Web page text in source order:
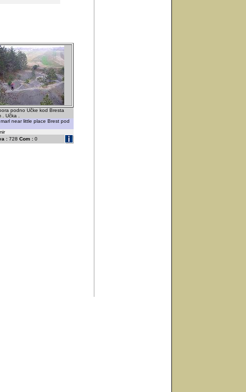
podno Učke kod Bresta
Učka .
near little place Brest pod
: 728 Com : 0